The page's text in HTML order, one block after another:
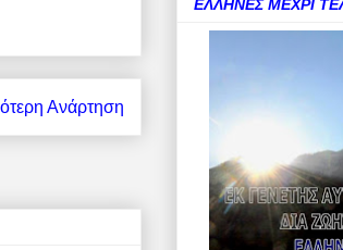
Ανάρτηση
ΕΛΛΗΝΕΣ ΜΕΧΡΙ